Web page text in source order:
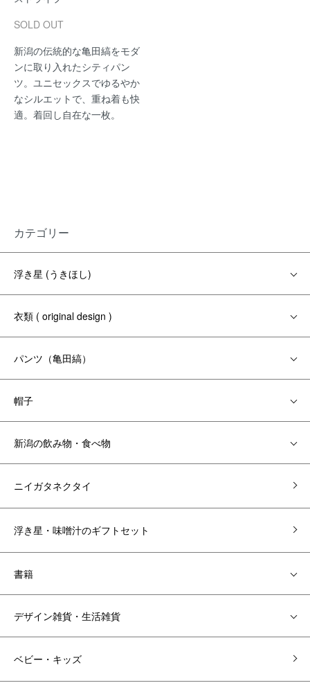
SOLD OUT
新潟の伝統的な亀田縞をモダ
ンに取り入れたシティパン
ツ。ユニセックスでゆるやか
なシルエットで、重ね着も快
適。着回し自在な一枚。
カテゴリー
浮き星 (うきほし)
衣類 ( original design )
パンツ（亀田縞）
帽子
新潟の飲み物・食べ物
ニイガタネクタイ
浮き星・味噌汁のギフトセット
書籍
デザイン雑貨・生活雑貨
ベビー・キッズ